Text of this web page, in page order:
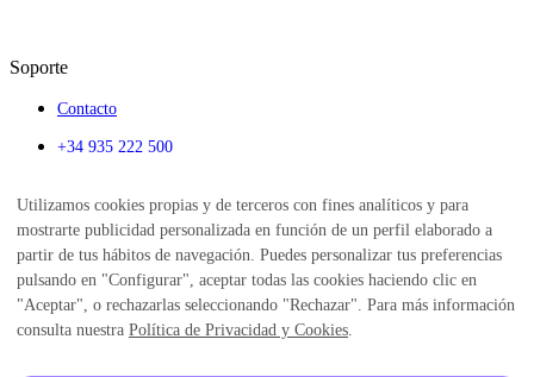
Soporte
Contacto
+34 935 222 500
tute.com
Calendario
Alumni
Blog
Institute of Emotions
Aviso legal
Utilizamos cookies propias y de terceros con fines analíticos y para
mostrarte publicidad personalizada en función de un perfil elaborado a
partir de tus hábitos de navegación. Puedes personalizar tus preferencias
pulsando en "Configurar", aceptar todas las cookies haciendo clic en
"Aceptar", o rechazarlas seleccionando "Rechazar". Para más información
consulta nuestra Política de Privacidad y Cookies.